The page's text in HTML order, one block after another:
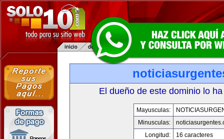
El dueño de este dominio lo
Mayusculas:
Minusculas:
Longitud:
16 caracteres